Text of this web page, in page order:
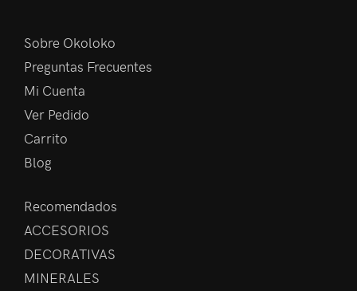
Sobre Okoloko
Preguntas Frecuentes
Mi Cuenta
Ver Pedido
Carrito
Blog
Recomendados
ACCESORIOS
DECORATIVAS
MINERALES